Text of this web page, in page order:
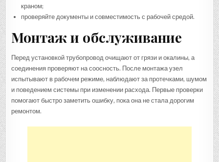
краном;
проверяйте документы и совместимость с рабочей средой.
Монтаж и обслуживание
Перед установкой трубопровод очищают от грязи и окалины, а
соединения проверяют на соосность. После монтажа узел
испытывают в рабочем режиме, наблюдают за протечками, шумом
и поведением системы при изменении расхода. Первые проверки
помогают быстро заметить ошибку, пока она не стала дорогим
ремонтом.